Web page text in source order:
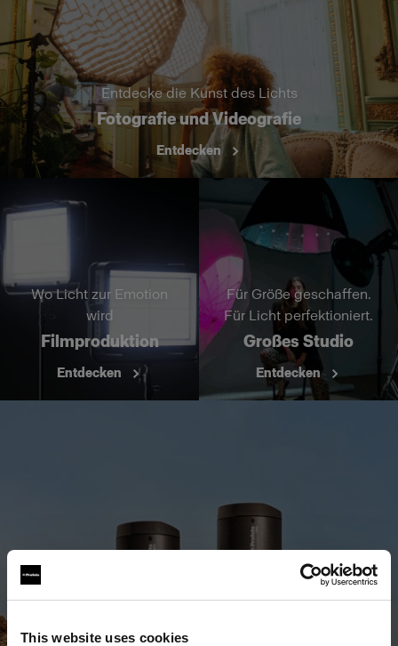
This website uses cookies
Entdecke die Kunst des Lichts
Fotografie und Videografie
Entdecken
Wo Licht zur Emotion
wird
Filmproduktion
Entdecken
Für Größe geschaffen.
Für Licht perfektioniert.
Großes Studio
Entdecken